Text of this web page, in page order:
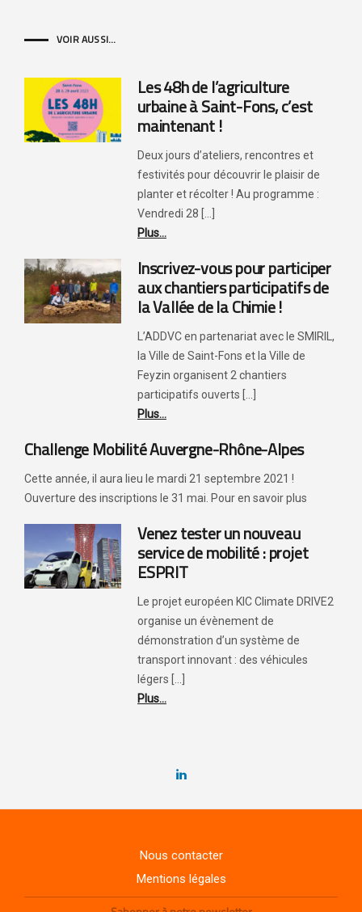
VOIR AUSSI...
Les 48h de l’agriculture
urbaine à Saint-Fons, c’est
maintenant !
Deux jours d’ateliers, rencontres et
festivités pour découvrir le plaisir de
planter et récolter ! Au programme :
Vendredi 28 [...]
Plus...
Inscrivez-vous pour participer
aux chantiers participatifs de
la Vallée de la Chimie !
L’ADDVC en partenariat avec le SMIRIL,
la Ville de Saint-Fons et la Ville de
Feyzin organisent 2 chantiers
participatifs ouverts [...]
Plus...
Challenge Mobilité Auvergne-Rhône-Alpes
Cette année, il aura lieu le mardi 21 septembre 2021 !
Ouverture des inscriptions le 31 mai. Pour en savoir plus
Venez tester un nouveau
service de mobilité : projet
ESPRIT
Le projet européen KIC Climate DRIVE2
organise un évènement de
démonstration d’un système de
transport innovant : des véhicules
légers [...]
Plus...
Nous contacter
Mentions légales